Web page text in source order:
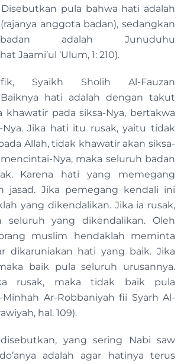
Disebutkan pula bahwa hati adalah
anggota badan), sedangkan
adalah Junuduhu
Jaami’ul ‘Ulum, 1: 210).
Syaikh Sholih Al-Fauzan
hati adalah dengan takut
khawatir pada siksa-Nya, bertakwa
Jika hati itu rusak, yaitu tidak
Allah, tidak khawatir akan siksa-
Nya, maka seluruh badan
Karena hati yang memegang
jasad. Jika pemegang kendali ini
yang dikendalikan. Jika ia rusak,
seluruh yang dikendalikan. Oleh
muslim hendaklah meminta
dikaruniakan hati yang baik. Jika
baik pula seluruh urusannya.
rusak, maka tidak baik pula
Minhah Ar-Robbaniyah fii Syarh Al-
hal. 109).
yang sering Nabi saw
adalah agar hatinya terus